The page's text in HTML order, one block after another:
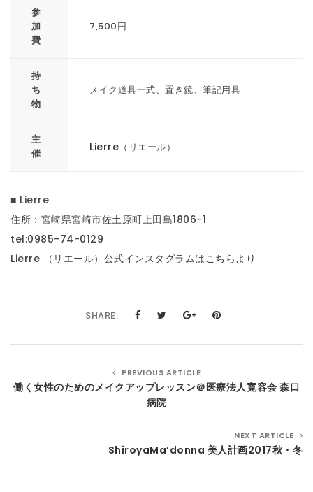
参
加
費
7,500円
持
ち
物
メイク道具一式、置き鏡、筆記用具
主
催
Lierre （リエール）
■ Lierre
住所：宮崎県宮崎市佐土原町上田島1806-1
tel:0985-74-0129
Lierre （リエール）公式インスタグラムはこちらより
SHARE:
PREVIOUS ARTICLE
働く女性のためのメイクアップレッスン＠医療法人寛容会 森口
病院
NEXT ARTICLE
ShiroyaMa’donna 美人計画2017秋・冬